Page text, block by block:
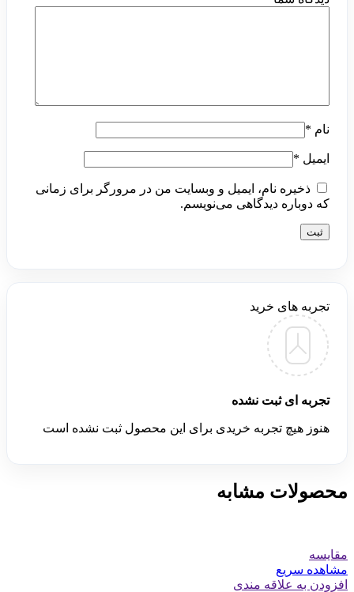
نام *
ایمیل *
ذخیره نام، ایمیل و وبسایت من در مرورگر برای زمانی
که دوباره دیدگاهی می‌نویسم.
تجربه های خرید
تجربه ای ثبت نشده
هنوز هیچ تجربه خریدی برای این محصول ثبت نشده است
محصولات مشابه
مقایسه
مشاهده سریع
افزودن به علاقه مندی